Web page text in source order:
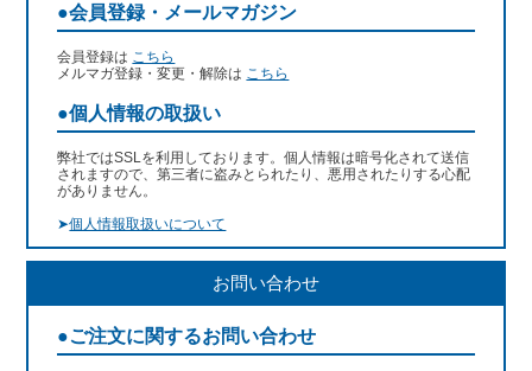
●会員登録・メールマガジン
会員登録は こちら
メルマガ登録・変更・解除は こちら
●個人情報の取扱い
弊社ではSSLを利用しております。個人情報は暗号化されて送信
されますので、第三者に盗みとられたり、悪用されたりする心配
がありません。
➤個人情報取扱いについて
お問い合わせ
●ご注文に関するお問い合わせ